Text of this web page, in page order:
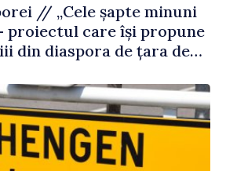
// „Cele șapte minuni
proiectul care își propune
din diaspora de țara de